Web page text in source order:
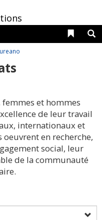
Liens
femmes et hommes
de leur travail
internationaux et
oeuvrent en recherche,
social, leur
de la communauté